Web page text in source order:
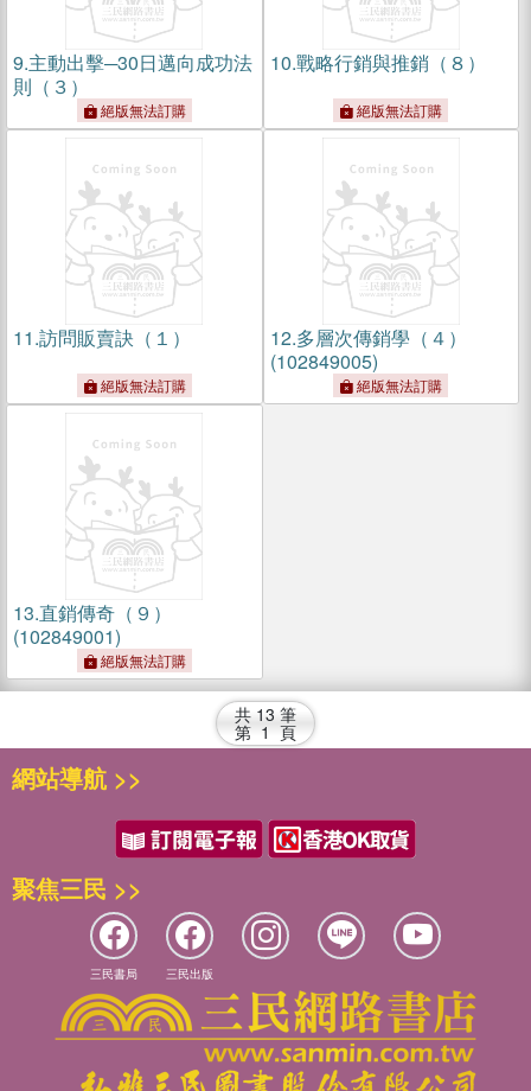
9.主動出擊─30日邁向成功法
則（３）
絕版無法訂購
10.戰略行銷與推銷（８）
絕版無法訂購
11.訪問販賣訣（１）
絕版無法訂購
12.多層次傳銷學（４）
(102849005)
絕版無法訂購
13.直銷傳奇（９）
(102849001)
絕版無法訂購
共 13 筆
第 1 頁
網站導航 >>
聚焦三民 >>
三民書局 三民出版